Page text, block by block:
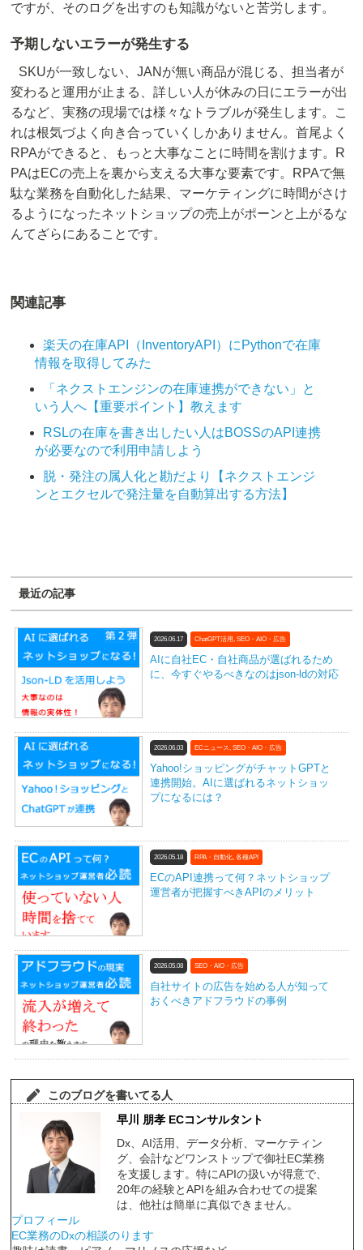
ですが、そのログを出すのも知識がないと苦労します。
予期しないエラーが発生する
SKUが一致しない、JANが無い商品が混じる、担当者が
変わると運用が止まる、詳しい人が休みの日にエラーが出
るなど、実務の現場では様々なトラブルが発生します。こ
れは根気づよく向き合っていくしかありません。首尾よく
RPAができると、もっと大事なことに時間を割けます。R
PAはECの売上を裏から支える大事な要素です。RPAで無
駄な業務を自動化した結果、マーケティングに時間がさけ
るようになったネットショップの売上がポーンと上がるな
んてざらにあることです。
関連記事
楽天の在庫API（InventoryAPI）にPythonで在庫
情報を取得してみた
「ネクストエンジンの在庫連携ができない」と
いう人へ【重要ポイント】教えます
RSLの在庫を書き出したい人はBOSSのAPI連携
が必要なので利用申請しよう
脱・発注の属人化と勘だより【ネクストエンジ
ンとエクセルで発注量を自動算出する方法】
最近の記事
2026.06.17 ChatGPT活用, SEO・AIO・広告
AIに自社EC・自社商品が選ばれるため
に、今すぐやるべきなのはjson-ldの対応
2026.06.03 ECニュース, SEO・AIO・広告
Yahoo!ショッピングがチャットGPTと
連携開始。AIに選ばれるネットショッ
プになるには？
2026.05.18 RPA・自動化, 各種API
ECのAPI連携って何？ネットショップ
運営者が把握すべきAPIのメリット
2026.05.08 SEO・AIO・広告
自社サイトの広告を始める人が知って
おくべきアドフラウドの事例
このブログを書いてる人
早川 朋孝 ECコンサルタント
Dx、AI活用、データ分析、マーケティン
グ、会計などワンストップで御社EC業務
を支援します。特にAPIの扱いが得意で、
20年の経験とAPIを組み合わせての提案
は、他社は簡単に真似できません。
プロフィール
EC業務のDxの相談のります